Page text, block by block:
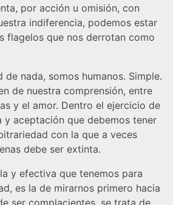
por acción u omisión, con
indiferencia, podemos estar
flagelos que nos derrotan como
nada, somos humanos. Simple.
de nuestra comprensión, entre
y el amor. Dentro el ejercicio de
y aceptación que debemos tener
con la que a veces
debe ser extinta.
y efectiva que tenemos para
es la de mirarnos primero hacia
ser complacientes, se trata de